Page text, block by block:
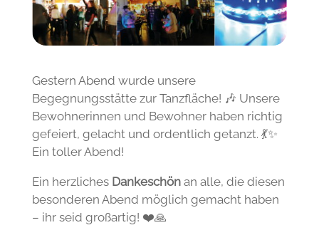
Gestern Abend wurde unsere
Begegnungsstätte zur Tanzfläche! 🎶 Unsere
Bewohnerinnen und Bewohner haben richtig
gefeiert, gelacht und ordentlich getanzt. 💃✨
Ein toller Abend!
Ein herzliches Dankeschönan alle, die diesen
besonderen Abend möglich gemacht haben
– ihr seid großartig! ❤️🙏